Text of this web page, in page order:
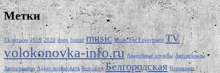
Метки
31 регион 2019 2020 deep found music Music For Enjoyment TV
volokonovka-info.ru Аварийные службы Автовокзалы
Автостанции Адрес военкомата Белгород Белгородская Военкомат